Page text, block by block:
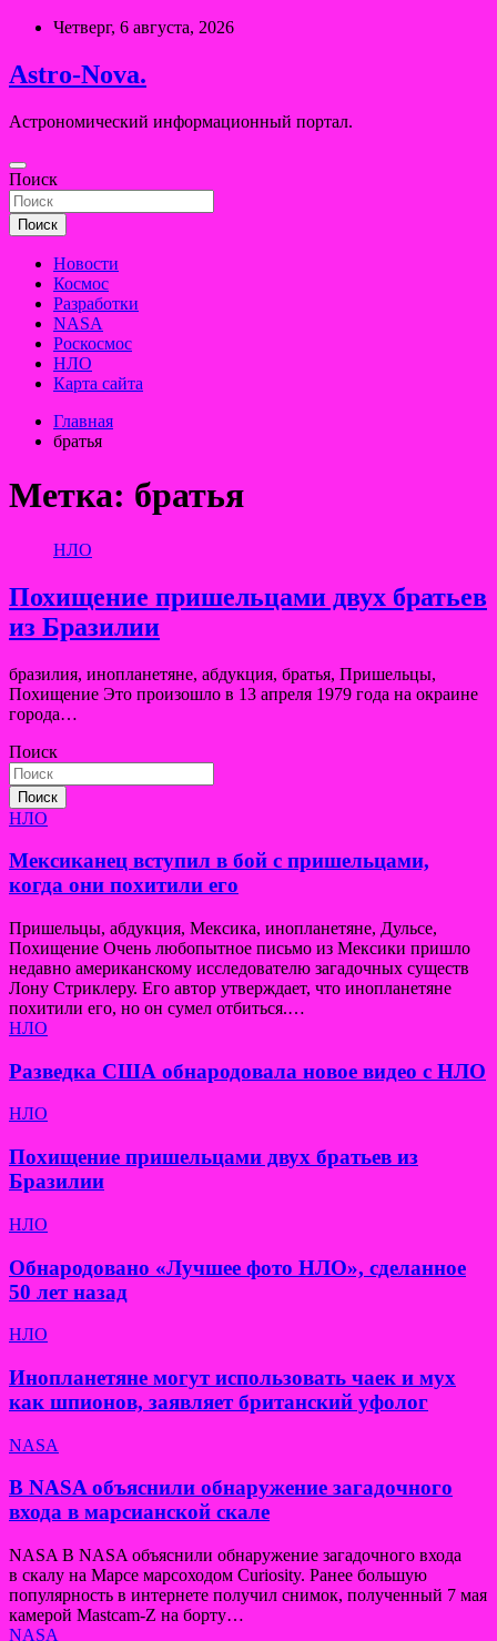
Перейти
содержимому
Четверг, 6 августа, 2026
Astro-Nova.
Астрономический информационный портал.
Поиск
Поиск
Новости
Космос
Разработки
NASA
Роскосмос
НЛО
Карта сайта
Главная
братья
Метка: братья
НЛО
Похищение пришельцами двух братьев
из Бразилии
бразилия, инопланетяне, абдукция, братья, Пришельцы,
Похищение Это произошло в 13 апреля 1979 года на окраине
города…
Поиск
Поиск
НЛО
Мексиканец вступил в бой с пришельцами,
когда они похитили его
Пришельцы, абдукция, Мексика, инопланетяне, Дульсе,
Похищение Очень любопытное письмо из Мексики пришло
недавно американскому исследователю загадочных существ
Лону Стриклеру. Его автор утверждает, что инопланетяне
похитили его, но он сумел отбиться.…
НЛО
Разведка США обнародовала новое видео с НЛО
НЛО
Похищение пришельцами двух братьев из
Бразилии
НЛО
Обнародовано «Лучшее фото НЛО», сделанное
50 лет назад
НЛО
Инопланетяне могут использовать чаек и мух
как шпионов, заявляет британский уфолог
NASA
В NASA объяснили обнаружение загадочного
входа в марсианской скале
NASA В NASA объяснили обнаружение загадочного входа
в скалу на Марсе марсоходом Curiosity. Ранее большую
популярность в интернете получил снимок, полученный 7 мая
камерой Mastcam-Z на борту…
NASA